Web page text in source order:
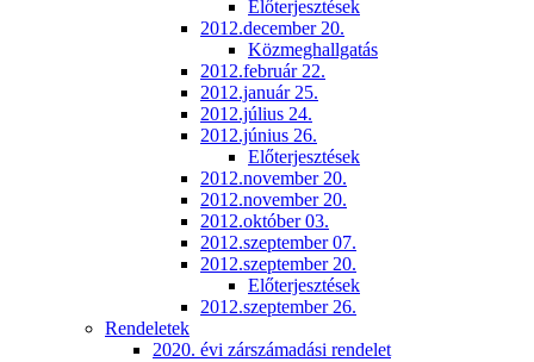
Előterjesztések
2012.december 20.
Közmeghallgatás
2012.február 22.
2012.január 25.
2012.július 24.
2012.június 26.
Előterjesztések
2012.november 20.
2012.november 20.
2012.október 03.
2012.szeptember 07.
2012.szeptember 20.
Előterjesztések
2012.szeptember 26.
Rendeletek
2020. évi zárszámadási rendelet